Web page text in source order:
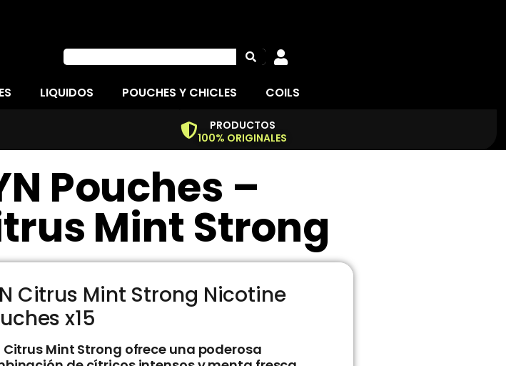
LIQUIDOS POUCHES Y CHICLES COILS
PRODUCTOS
100% ORIGINALES
Pouches –
Mint Strong
Citrus Mint Strong Nicotine
x15
Citrus Mint Strong ofrece una poderosa